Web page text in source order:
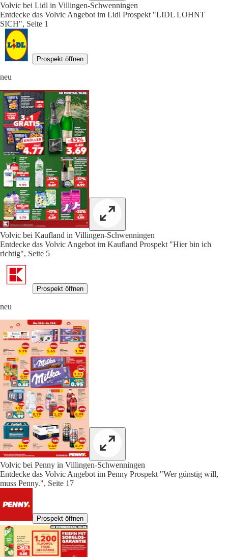
Volvic bei Lidl in Villingen-Schwenningen
Entdecke das Volvic Angebot im Lidl Prospekt "LIDL LOHNT
SICH", Seite 1
Prospekt öffnen
neu
Volvic bei Kaufland in Villingen-Schwenningen
Entdecke das Volvic Angebot im Kaufland Prospekt "Hier bin ich
richtig", Seite 5
Prospekt öffnen
neu
Volvic bei Penny in Villingen-Schwenningen
Entdecke das Volvic Angebot im Penny Prospekt "Wer günstig will,
muss Penny.", Seite 17
Prospekt öffnen